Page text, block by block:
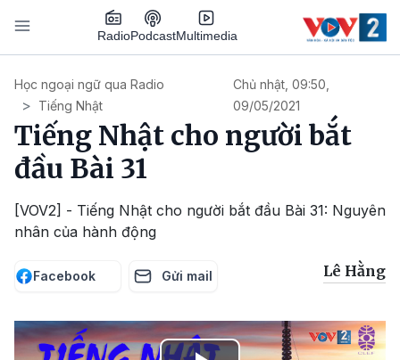
Nhảy đến nội dung
RadioPodcastMultimedia
Học ngoại ngữ qua Radio
Tiếng Nhật
Chủ nhật, 09:50,
09/05/2021
Tiếng Nhật cho người bắt
đầu Bài 31
[VOV2] - Tiếng Nhật cho người bắt đầu Bài 31: Nguyên
nhân của hành động
Facebook Gửi mail Lê Hằng